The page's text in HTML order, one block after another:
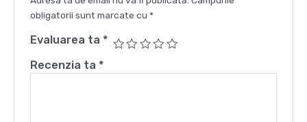
obligatorii sunt marcate cu *
Evaluarea ta *
Recenzia ta *